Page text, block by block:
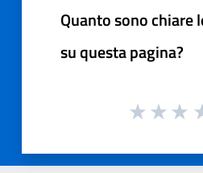
Quanto sono chiare
su questa pagina?